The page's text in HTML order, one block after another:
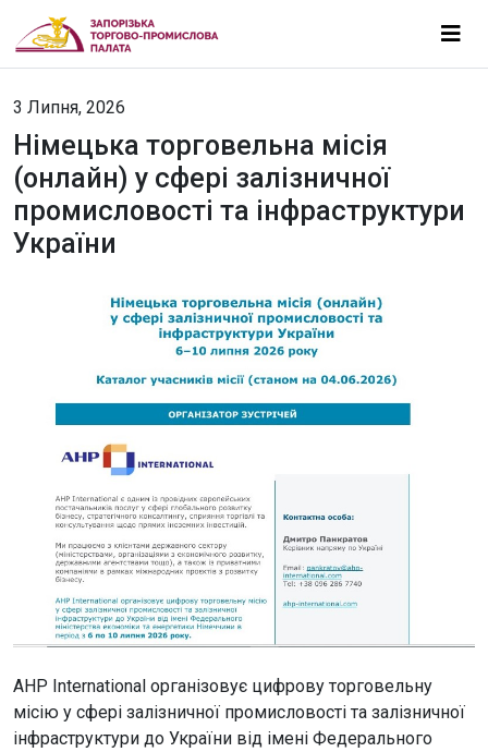
3 Липня, 2026
Німецька торговельна місія
(онлайн) у сфері залізничної
промисловості та інфраструктури
України
AHP International організовує цифрову торговельну
місію у сфері залізничної промисловості та залізничної
інфраструктури до України від імені Федерального